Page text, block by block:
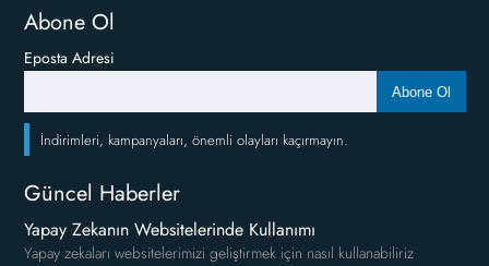
Abone Ol
Eposta Adresi
Abone Ol
İndirimleri, kampanyaları, önemli olayları kaçırmayın.
Güncel Haberler
Yapay Zekanın Websitelerinde Kullanımı
Yapay zekaları websitelerimizi geliştirmek için nasıl kullanabiliriz